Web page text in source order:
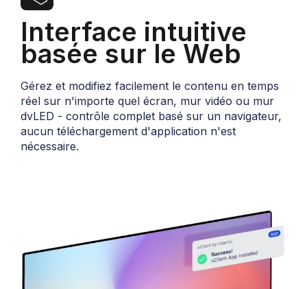
Interface intuitive
basée sur le Web
Gérez et modifiez facilement le contenu en temps
réel sur n'importe quel écran, mur vidéo ou mur
dvLED - contrôle complet basé sur un navigateur,
aucun téléchargement d'application n'est
nécessaire.